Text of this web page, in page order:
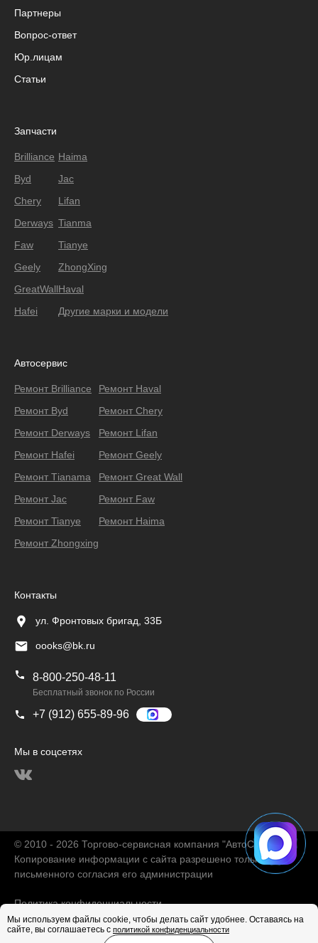
Партнеры
Вопрос-ответ
Юр.лицам
Статьи
Запчасти
Brilliance
Byd
Chery
Derways
Faw
Geely
GreatWall
Hafei
Haima
Jac
Lifan
Tianma
Tianye
ZhongXing
Haval
Другие марки и модели
Автосервис
Ремонт Brilliance
Ремонт Byd
Ремонт Derways
Ремонт Hafei
Ремонт Тianama
Ремонт Jac
Ремонт Tianye
Ремонт Zhongxing
Ремонт Haval
Ремонт Chery
Ремонт Lifan
Ремонт Geely
Ремонт Great Wall
Ремонт Faw
Ремонт Haima
Контакты
ул. Фронтовых бригад, 33Б
oooks@bk.ru
8-800-250-48-11
Бесплатный звонок по России
+7 (912) 655-89-96
Мы в соцсетях
© 2010 - 2026 Торгово-сервисная компания "АвтоChina"
Копирование информации с сайта разрешено только с
письменного согласия его администрации
Политика конфиденциальности
Мы используем файлы cookie, чтобы делать сайт удобнее. Оставаясь на
сайте, вы соглашаетесь с политикой конфиденциальности